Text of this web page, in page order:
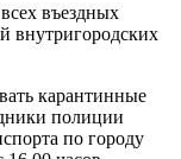
въездных
внутригородских
карантинные
полиции
по городу